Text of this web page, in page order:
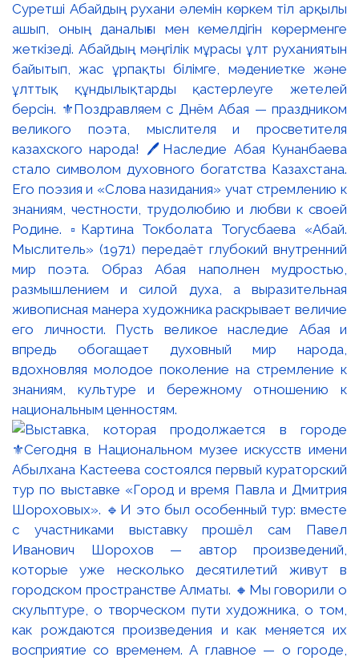
Суретші Абайдың рухани әлемін көркем тіл арқылы
ашып, оның даналығы мен кемелдігін көрерменге
жеткізеді. Абайдың мәңгілік мұрасы ұлт руханиятын
байытып, жас ұрпақты білімге, мәдениетке және
ұлттық құндылықтарды қастерлеуге жетелей
берсін. ⚜️Поздравляем с Днём Абая — праздником
великого поэта, мыслителя и просветителя
казахского народа! 🖊️Наследие Абая Кунанбаева
стало символом духовного богатства Казахстана.
Его поэзия и «Слова назидания» учат стремлению к
знаниям, честности, трудолюбию и любви к своей
Родине. ▫️Картина Токболата Тогусбаева «Абай.
Мыслитель» (1971) передаёт глубокий внутренний
мир поэта. Образ Абая наполнен мудростью,
размышлением и силой духа, а выразительная
живописная манера художника раскрывает величие
его личности. Пусть великое наследие Абая и
впредь обогащает духовный мир народа,
вдохновляя молодое поколение на стремление к
знаниям, культуре и бережному отношению к
национальным ценностям.